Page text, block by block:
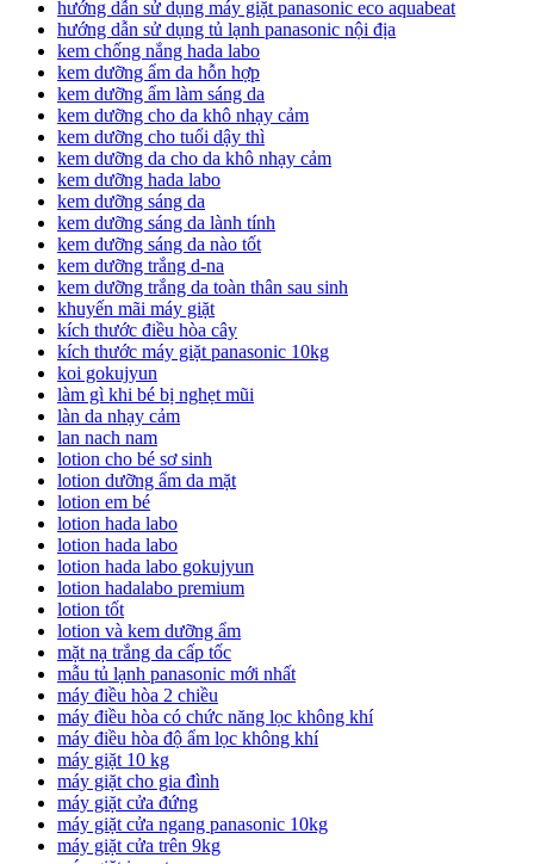
hướng dẫn sử dụng máy giặt panasonic eco aquabeat
hướng dẫn sử dụng tủ lạnh panasonic nội địa
kem chống nắng hada labo
kem dưỡng ẩm da hỗn hợp
kem dưỡng ẩm làm sáng da
kem dưỡng cho da khô nhạy cảm
kem dưỡng cho tuổi dậy thì
kem dưỡng da cho da khô nhạy cảm
kem dưỡng hada labo
kem dưỡng sáng da
kem dưỡng sáng da lành tính
kem dưỡng sáng da nào tốt
kem dưỡng trắng d-na
kem dưỡng trắng da toàn thân sau sinh
khuyến mãi máy giặt
kích thước điều hòa cây
kích thước máy giặt panasonic 10kg
koi gokujyun
làm gì khi bé bị nghẹt mũi
làn da nhạy cảm
lan nach nam
lotion cho bé sơ sinh
lotion dưỡng ẩm da mặt
lotion em bé
lotion hada labo
lotion hada labo
lotion hada labo gokujyun
lotion hadalabo premium
lotion tốt
lotion và kem dưỡng ẩm
mặt nạ trắng da cấp tốc
mẫu tủ lạnh panasonic mới nhất
máy điều hòa 2 chiều
máy điều hòa có chức năng lọc không khí
máy điều hòa độ ẩm lọc không khí
máy giặt 10 kg
máy giặt cho gia đình
máy giặt cửa đứng
máy giặt cửa ngang panasonic 10kg
máy giặt cửa trên 9kg